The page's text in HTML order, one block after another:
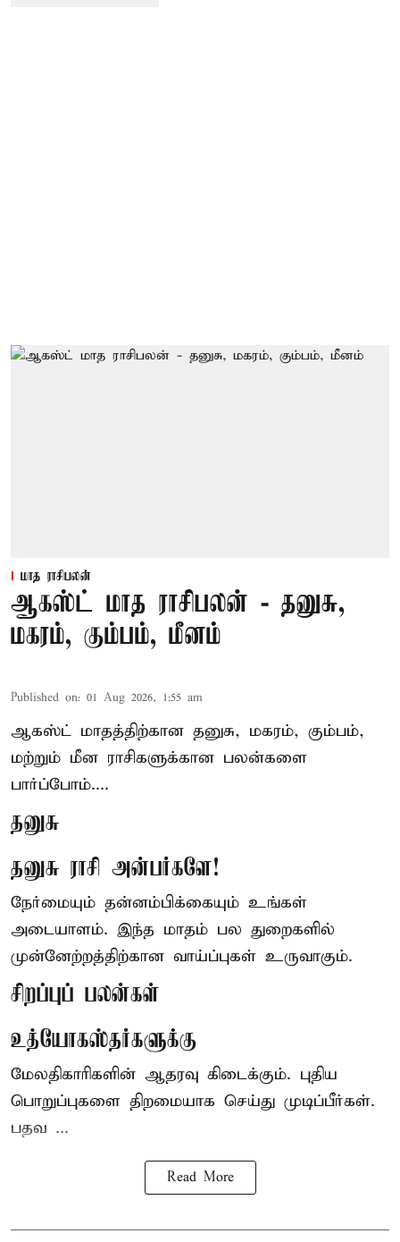
மாத ராசிபலன்
ஆகஸ்ட் மாத ராசிபலன் - தனுசு,
மகரம், கும்பம், மீனம்
Published on: 01 Aug 2026, 1:55 am
ஆகஸ்ட் மாதத்திற்கான தனுசு, மகரம், கும்பம்,
மற்றும் மீன ராசிகளுக்கான பலன்களை
பார்ப்போம்....
தனுசு
தனுசு ராசி அன்பர்களே!
நேர்மையும் தன்னம்பிக்கையும் உங்கள்
அடையாளம். இந்த மாதம் பல துறைகளில்
முன்னேற்றத்திற்கான வாய்ப்புகள் உருவாகும்.
சிறப்புப் பலன்கள்
உத்யோகஸ்தர்களுக்கு
மேலதிகாரிகளின் ஆதரவு கிடைக்கும். புதிய
பொறுப்புகளை திறமையாக செய்து முடிப்பீர்கள்.
பதவ ...
Read More